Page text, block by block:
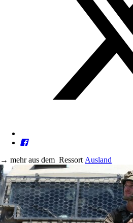
→ mehr aus dem Ressort Ausland